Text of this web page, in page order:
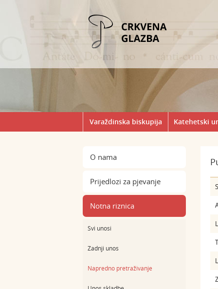
Varaždinska biskupija Katehetski
O nama
Prijedlozi za pjevanje
Notna riznica
Svi unosi
Zadnji unos
Napredno pretraživanje